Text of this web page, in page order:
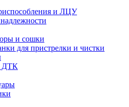
и ЛЦУ
и сошки
для пристрелки и чистки
ДТК